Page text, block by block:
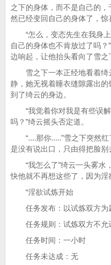
之下的身体，而不是自己的
然已经变回自己的身体了，惊
“怎么，变态先生在我身上
自己的身体也不肯放过了吗
边响起，让他抬头看向了雪之
雪之下一本正经地看着绮
静，她无视着睡衣缝隙露出
到了绮云的身边。
“我觉着你对我是有些误解
吗？”绮云摇头否定道。
“....那你.....”雪之下突然红
是没有说出口，只由得把脸别
“我怎么了”绮云一头雾水
快他就不再想这些了，因为淫
“淫欲试炼开始
任务发布：以试炼双方为
任务规则：试炼双方不允
任务时间：一小时
任务未达成：无